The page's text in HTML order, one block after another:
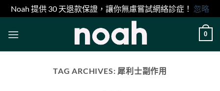
Noah 提供 30 天退款保證，讓你無慮嘗試網絡診症！ 忽略
0
TAG ARCHIVES: 犀利士副作用